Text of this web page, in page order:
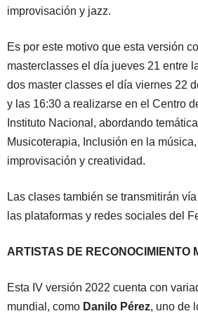
improvisación y jazz.
Es por este motivo que esta versión
masterclasses el día jueves 21 entre
dos master classes el día viernes 22
y las 16:30 a realizarse en el Centro
Instituto Nacional, abordando
Musicoterapia, Inclusión en la
improvisación y creatividad.
Las clases también se transmitirán
las plataformas y redes sociales del
ARTISTAS DE RECONOCIMIENTO
Esta IV versión 2022 cuenta con
mundial, como Danilo Pérez, uno de